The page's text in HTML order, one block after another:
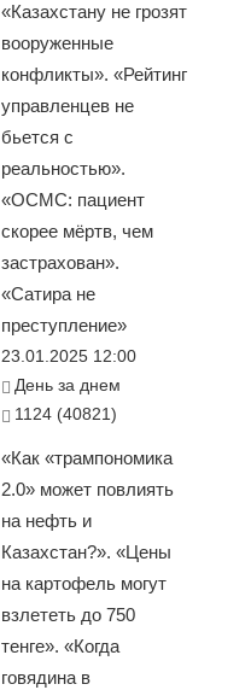
«Казахстану не грозят
вооруженные
конфликты». «Рейтинг
управленцев не
бьется с
реальностью».
«ОСМС: пациент
скорее мёртв, чем
застрахован».
«Сатира не
преступление»
23.01.2025 12:00
День за днем
1124 (40821)
«Как «трампономика
2.0» может повлиять
на нефть и
Казахстан?». «Цены
на картофель могут
взлететь до 750
тенге». «Когда
говядина в